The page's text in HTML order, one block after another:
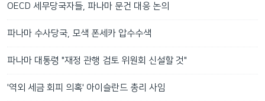
OECD 세무당국자들, 파나마 문건 대응 논의
파나마 수사당국, 모색 폰세카 압수수색
파나마 대통령 "재정 관행 검토 위원회 신설할 것"
'역외 세금 회피 의혹' 아이슬란드 총리 사임